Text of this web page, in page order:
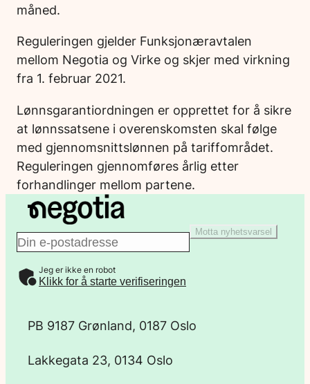
måned.
Reguleringen gjelder Funksjonæravtalen
mellom Negotia og Virke og skjer med virkning
fra 1. februar 2021.
Lønnsgarantiordningen er opprettet for å sikre
at lønnssatsene i overenskomsten skal følge
med gjennomsnittslønnen på tariffområdet.
Reguleringen gjennomføres årlig etter
forhandlinger mellom partene.
E
-
Motta nyhetsvarsel
Jeg er ikke en robot
Klikk for å starte verifiseringen
PB 9187 Grønland, 0187 Oslo
Lakkegata 23, 0134 Oslo